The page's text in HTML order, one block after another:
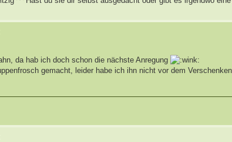
da hab ich doch schon die nächste Anregung
gemacht, leider habe ich ihn nicht vor dem